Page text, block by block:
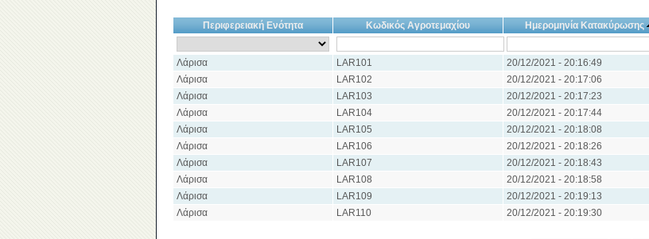
Περιφερειακή Ενότητα Κωδικός Αγροτεμαχίου Ημερομηνία Κατακύρωσης
Λάρισα LAR101 20/12/2021 - 20:16:49
Λάρισα
LAR102 20/12/2021 - 20:17:06
Λάρισα
LAR103 20/12/2021 - 20:17:23
Λάρισα
LAR104 20/12/2021 - 20:17:44
Λάρισα
LAR105 20/12/2021 - 20:18:08
Λάρισα
LAR106 20/12/2021 - 20:18:26
Λάρισα
LAR107 20/12/2021 - 20:18:43
Λάρισα
LAR108 20/12/2021 - 20:18:58
Λάρισα
LAR109 20/12/2021 - 20:19:13
Λάρισα
LAR110 20/12/2021 - 20:19:30